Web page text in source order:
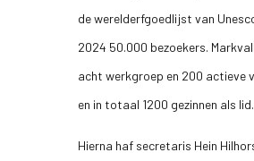
de werelderfgoedlijst van
2024 50.000 bezoekers.
acht werkgroep en 200 actieve
en in totaal 1200 gezinnen als lid.
Hierna haf secretaris Hein